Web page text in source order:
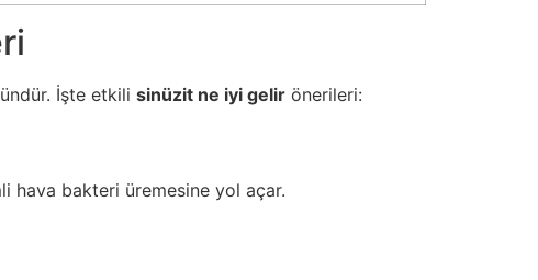
İşte etkili sinüzit ne iyi gelir önerileri:
hava bakteri üremesine yol açar.